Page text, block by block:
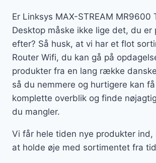
Er Linksys MAX-STREAM MR9600
Desktop måske ikke lige det, du er
efter? Så husk, at vi har et flot
Router Wifi, du kan gå på
produkter fra en lang række
så du nemmere og hurtigere kan
komplette overblik og finde
du mangler.
Vi får hele tiden nye produkter ind,
at holde øje med sortimentet fra